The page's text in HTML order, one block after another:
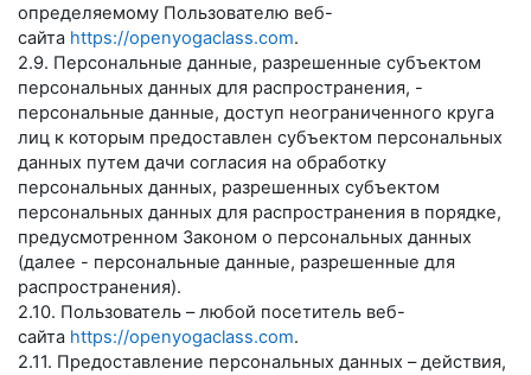
определяемому Пользователю веб-
сайта https://openyogaclass.com.
2.9. Персональные данные, разрешенные субъектом
персональных данных для распространения, -
персональные данные, доступ неограниченного круга
лиц к которым предоставлен субъектом персональных
данных путем дачи согласия на обработку
персональных данных, разрешенных субъектом
персональных данных для распространения в порядке,
предусмотренном Законом о персональных данных
(далее - персональные данные, разрешенные для
распространения).
2.10. Пользователь – любой посетитель веб-
сайта https://openyogaclass.com.
2.11. Предоставление персональных данных – действия,